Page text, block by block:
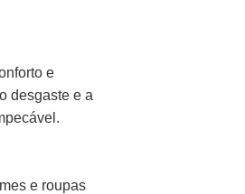
e
desgaste e a
e roupas